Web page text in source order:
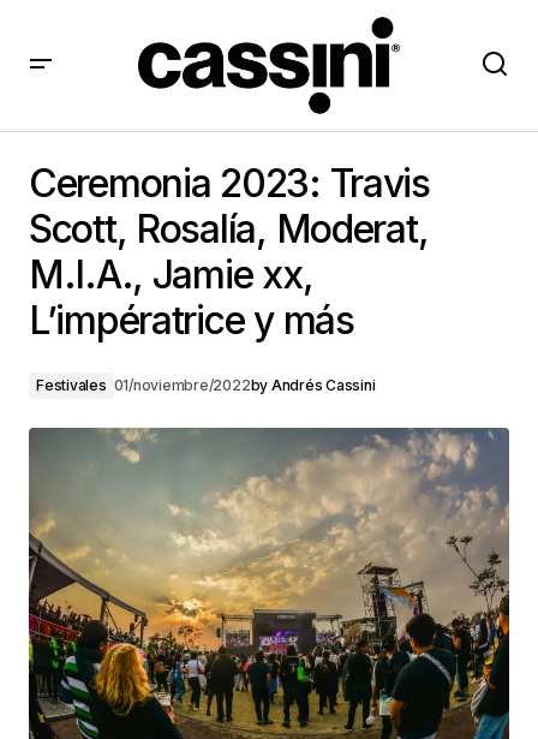
M.I.A., Jamie xx, L’impératrice y más
Ceremonia 2023: Travis
Scott, Rosalía, Moderat,
M.I.A., Jamie xx,
L’impératrice y más
Festivales 01/noviembre/2022by Andrés Cassini